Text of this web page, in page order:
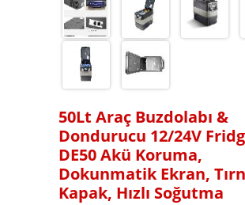
Soğutucu ve Buz
50Lt Araç Buzdolabı &
Dondurucu 12/24V
DE50 Akü Koruma,
Dokunmatik Ekran,
Kapak, Hızlı Soğutma